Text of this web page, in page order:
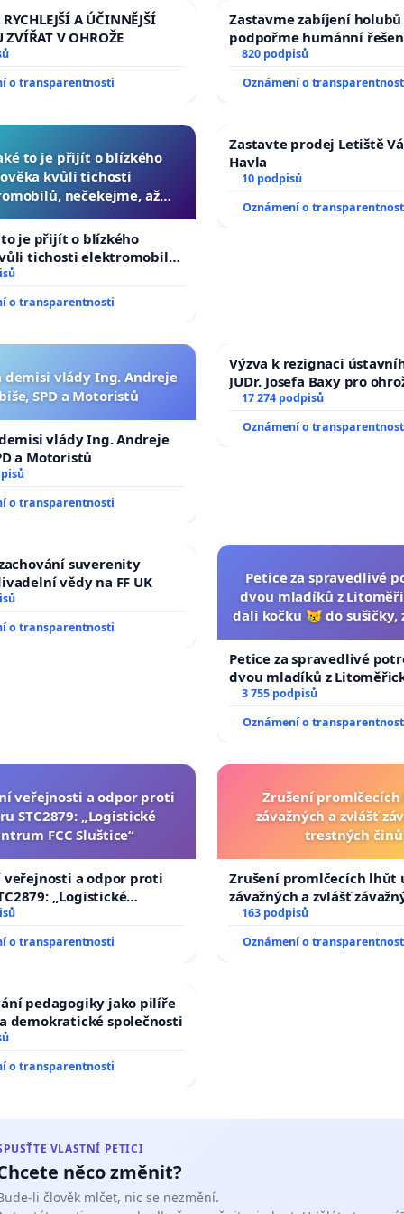
bývalá mluvčí Milionu chvilek pro demokracii
římskokatolický kněz
proděkan HTF UK
dramaturgyně platformy Dominikánská 8
Schmidt, architekt a redaktor revue Salve
doktorandka teologie na KTF UK
šéfredaktor nakladatelství
Mohelník OP, šéfredaktor revue Salve
digitální designér
akademického klubu Salaš
zastupitel města Hradec Králové
file/d/
RYCHLEJŠÍ A ÚČINNĚJŠÍ
ZVÍŘAT V OHROŽE
o transparentnosti
Zastavme zabíjení holubů
podpořme humánní
820 podpisů
Oznámení o
to je přijít o blízkého
kvůli tichosti
nečekejme, až
auta!
je přijít o blízkého
tichosti elektromobilů,
až přibydou další,
o transparentnosti
Zastavte prodej Letiště
Havla
10 podpisů
Oznámení o
demisi vlády Ing. Andreje
SPD a Motoristů
vlády Ing. Andreje
a Motoristů
o transparentnosti
Výzva k rezignaci
JUDr. Josefa Baxy pro
důvěry ve spravedlivý
17 274 podpisů
Oznámení o
suverenity
vědy na FF UK
o transparentnosti
Petice za spravedlivé
dvou mladíků z
dali kočku 😿 do sušičky,
Petice za spravedlivé
dvou mladíků z
dali kočku 😿 do sušičky,
3 755 podpisů
Oznámení o
veřejnosti a odpor proti
STC2879: „Logistické
FCC Sluštice“
veřejnosti a odpor proti
„Logistické
Sluštice“
o transparentnosti
Zrušení
závažných a zvlášť
trestných činů
Zrušení promlčecích lhůt
závažných a zvlášť
trestných činů
163 podpisů
Oznámení o
pedagogiky jako pilíře
demokratické společnosti
o transparentnosti
VLASTNÍ PETICI
něco změnit?
li člověk mlčet, nic se nezmění.